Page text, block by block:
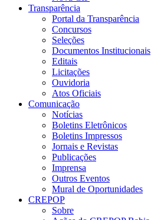
Transparência
Portal da Transparência
Concursos
Seleções
Documentos Institucionais
Editais
Licitações
Ouvidoria
Atos Oficiais
Comunicação
Notícias
Boletins Eletrônicos
Boletins Impressos
Jornais e Revistas
Publicações
Imprensa
Outros Eventos
Mural de Oportunidades
CREPOP
Sobre